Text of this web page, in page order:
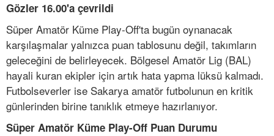
Gözler 16.00'a çevrildi
Süper Amatör Küme Play-Off'ta bugün oynanacak
karşılaşmalar yalnızca puan tablosunu değil, takımların
geleceğini de belirleyecek. Bölgesel Amatör Lig (BAL)
hayali kuran ekipler için artık hata yapma lüksü kalmadı.
Futbolseverler ise Sakarya amatör futbolunun en kritik
günlerinden birine tanıklık etmeye hazırlanıyor.
Süper Amatör Küme Play-Off Puan Durumu